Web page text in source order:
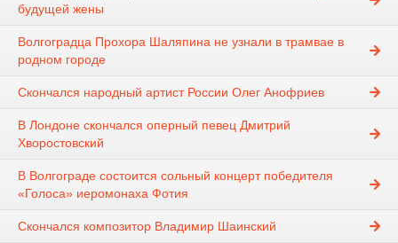
будущей жены
Волгоградца Прохора Шаляпина не узнали в трамвае в
родном городе
Скончался народный артист России Олег Анофриев
В Лондоне скончался оперный певец Дмитрий
Хворостовский
В Волгограде состоится сольный концерт победителя
«Голоса» иеромонаха Фотия
Скончался композитор Владимир Шаинский